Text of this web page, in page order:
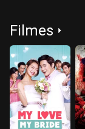
Filmes